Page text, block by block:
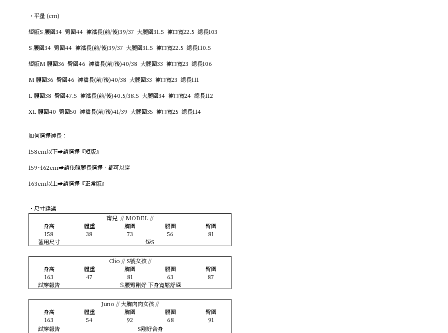
・平量 (cm)
短版S 腰圍34 臀圍44 褲襠長(前/後)39/37 大腿圍31.5 褲口寬22.5 總長103
S 腰圍34 臀圍44 褲襠長(前/後)39/37 大腿圍31.5 褲口寬22.5 總長110.5
短版M 腰圍36 臀圍46 褲襠長(前/後)40/38 大腿圍33 褲口寬23 總長106
M 腰圍36 臀圍46 褲襠長(前/後)40/38 大腿圍33 褲口寬23 總長111
L 腰圍38 臀圍47.5 褲襠長(前/後)40.5/38.5 大腿圍34 褲口寬24 總長112
XL 腰圍40 臀圍50 褲襠長(前/後)41/39 大腿圍35 褲口寬25 總長114
如何選擇褲長：
158cm以下➡️請選擇『短版』
159~162cm➡️請依照腿長選擇，都可以穿
163cm以上➡️請選擇『正常版』
・尺寸建議
甯兒 // MODEL //
身高
體重 胸圍 腰圍
臀圍
158
38 73 56
81
著用尺寸
短S
Clio // S號女孩 //
身高
體重 胸圍 腰圍
臀圍
163
47 81 63
87
試穿報告
Ｓ腰臀剛好 下身寬鬆舒適
Juno // 大胸肉肉女孩 //
身高
體重 胸圍 腰圍
臀圍
163
54 92 68
91
試穿報告
S剛好合身